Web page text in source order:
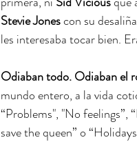
Stevie Jones con su
les interesaba tocar bien.
Odiaban todo. Odiaban el
mundo entero, a la vida
“Problems", "No feelings”,
save the queen” o